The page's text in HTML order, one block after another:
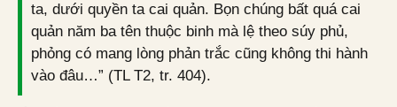
ta, dưới quyền ta cai quản. Bọn chúng bất quá cai
quản năm ba tên thuộc binh mà lệ theo súy phủ,
phỏng có mang lòng phản trắc cũng không thi hành
vào đâu…” (TL T2, tr. 404).